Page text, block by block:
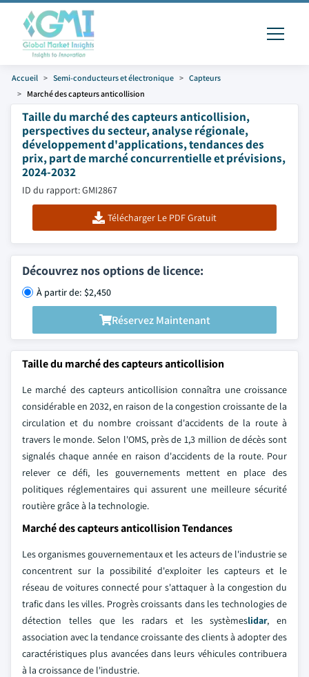
Accueil Semi-conducteurs et électronique
Capteurs
Marché des capteurs anticollision
Taille du marché des capteurs anticollision,
perspectives du secteur, analyse régionale,
développement d'applications, tendances des
prix, part de marché concurrentielle et prévisions,
2024-2032
ID du rapport: GMI2867
Télécharger Le PDF Gratuit
Découvrez nos options de licence:
À partir de: $2,450
Réservez Maintenant
Taille du marché des capteurs anticollision
Le marché des capteurs anticollision connaîtra une croissance
considérable en 2032, en raison de la congestion croissante de la
circulation et du nombre croissant d'accidents de la route à
travers le monde. Selon l'OMS, près de 1,3 million de décès sont
signalés chaque année en raison d'accidents de la route. Pour
relever ce défi, les gouvernements mettent en place des
politiques réglementaires qui assurent une meilleure sécurité
routière grâce à la technologie.
Marché des capteurs anticollision Tendances
Les organismes gouvernementaux et les acteurs de l'industrie se
concentrent sur la possibilité d'exploiter les capteurs et le
réseau de voitures connecté pour s'attaquer à la congestion du
trafic dans les villes. Progrès croissants dans les technologies de
détection telles que les radars et les systèmeslidar, en
association avec la tendance croissante des clients à adopter des
caractéristiques plus avancées dans leurs véhicules contribuera
à la croissance de l'industrie.